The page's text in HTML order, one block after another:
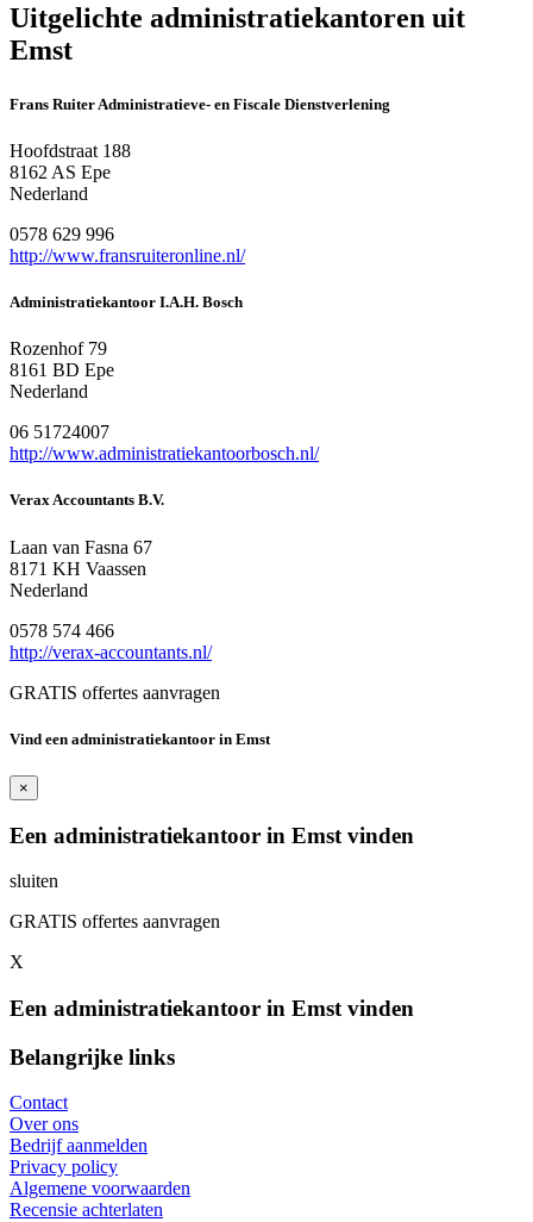
Uitgelichte administratiekantoren uit
Emst
Frans Ruiter Administratieve- en Fiscale Dienstverlening
Hoofdstraat 188
8162 AS Epe
Nederland
0578 629 996
http://www.fransruiteronline.nl/
Administratiekantoor I.A.H. Bosch
Rozenhof 79
8161 BD Epe
Nederland
06 51724007
http://www.administratiekantoorbosch.nl/
Verax Accountants B.V.
Laan van Fasna 67
8171 KH Vaassen
Nederland
0578 574 466
http://verax-accountants.nl/
GRATIS offertes aanvragen
Vind een administratiekantoor in Emst
×
Een administratiekantoor in Emst vinden
sluiten
GRATIS offertes aanvragen
X
Een administratiekantoor in Emst vinden
Belangrijke links
Contact
Over ons
Bedrijf aanmelden
Privacy policy
Algemene voorwaarden
Recensie achterlaten